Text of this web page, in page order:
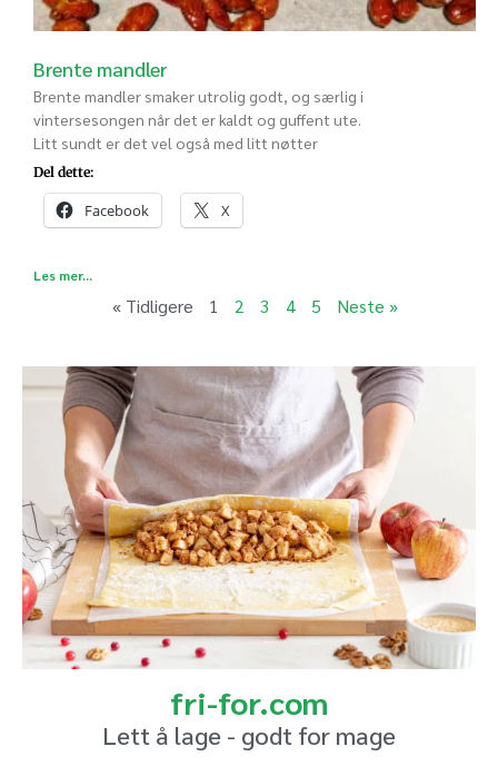
Brente mandler
Brente mandler smaker utrolig godt, og særlig i
vintersesongen når det er kaldt og guffent ute.
Litt sundt er det vel også med litt nøtter
Del dette:
Facebook X
Les mer...
« Tidligere 1 2 3 4 5 Neste »
fri-for.com
Lett å lage - godt for mage